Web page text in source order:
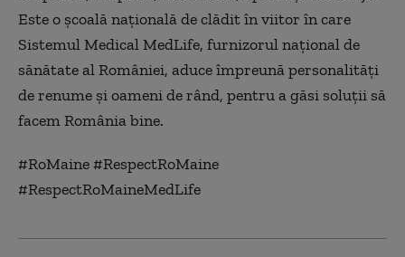
Este o școală națională de clădit în viitor în care
Sistemul Medical MedLife, furnizorul național de
sănătate al României, aduce împreună personalități
de renume și oameni de rând, pentru a găsi soluții să
facem România bine.
#RoMaine #RespectRoMaine
#RespectRoMaineMedLife